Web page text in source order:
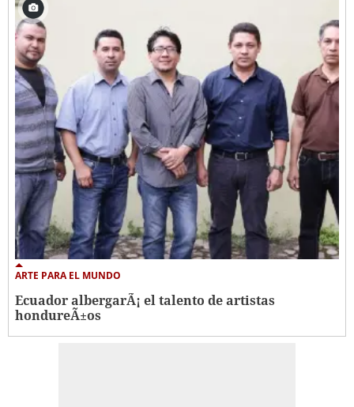
ARTE PARA EL MUNDO
Ecuador albergarÃ¡ el talento de artistas
hondureÃ±os